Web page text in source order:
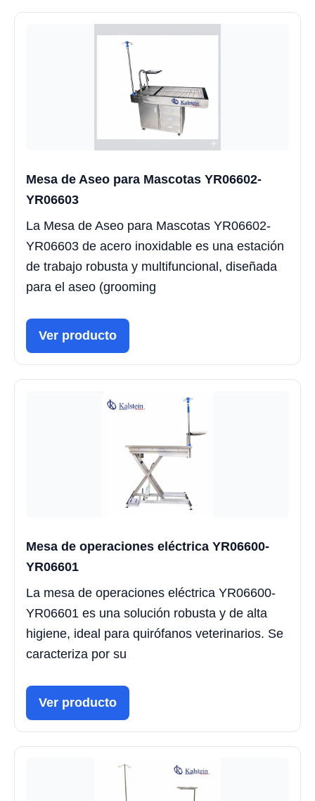
Mesa de Aseo para Mascotas YR06602-
YR06603
La Mesa de Aseo para Mascotas YR06602-
YR06603 de acero inoxidable es una estación
de trabajo robusta y multifuncional, diseñada
para el aseo (grooming
Ver producto
Mesa de operaciones eléctrica YR06600-
YR06601
La mesa de operaciones eléctrica YR06600-
YR06601 es una solución robusta y de alta
higiene, ideal para quirófanos veterinarios. Se
caracteriza por su
Ver producto